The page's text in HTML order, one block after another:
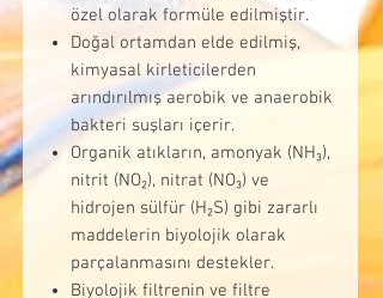
özel olarak formüle edilmiştir.
Doğal ortamdan elde edilmiş,
kimyasal kirleticilerden
arındırılmış aerobik ve anaerobik
bakteri suşları içerir.
Organik atıkların, amonyak (NH₃),
nitrit (NO₂), nitrat (NO₃) ve
hidrojen sülfür (H₂S) gibi zararlı
maddelerin biyolojik olarak
parçalanmasını destekler.
Biyolojik filtrenin ve filtre